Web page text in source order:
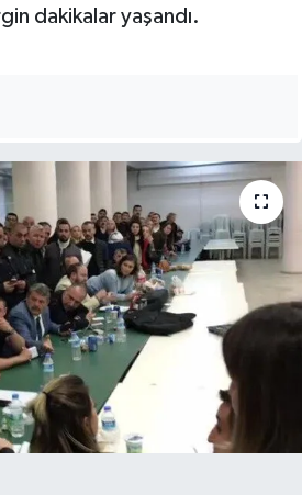
dakikalar yaşandı.